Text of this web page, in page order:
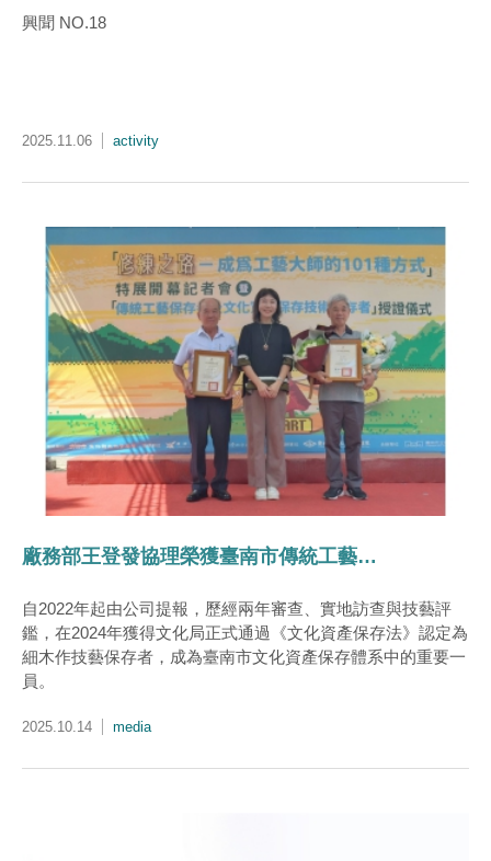
興聞 NO.18
2025.11.06 activity
廠務部王登發協理榮獲臺南市傳統工藝（細木作）保存者認證。
自2022年起由公司提報，歷經兩年審查、實地訪查與技藝評
鑑，在2024年獲得文化局正式通過《文化資產保存法》認定為
細木作技藝保存者，成為臺南市文化資產保存體系中的重要一
員。
2025.10.14 media